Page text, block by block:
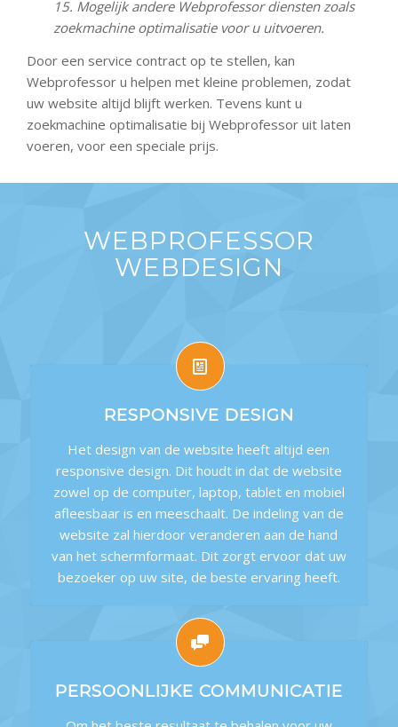
15. Mogelijk andere Webprofessor diensten zoals
zoekmachine optimalisatie voor u uitvoeren.
Door een service contract op te stellen, kan
Webprofessor u helpen met kleine problemen, zodat
uw website altijd blijft werken. Tevens kunt u
zoekmachine optimalisatie bij Webprofessor uit laten
voeren, voor een speciale prijs.
WEBPROFESSOR
WEBDESIGN
RESPONSIVE DESIGN
Het design van de website heeft altijd een
responsive design. Dit houdt in dat de website
zowel op de computer, laptop, tablet en mobiel
afleesbaar is en meeschaalt. De indeling van de
website zal hierdoor veranderen aan de hand
van het schermformaat. Dit zorgt ervoor dat uw
bezoeker op uw site, de beste ervaring heeft.
PERSOONLIJKE COMMUNICATIE